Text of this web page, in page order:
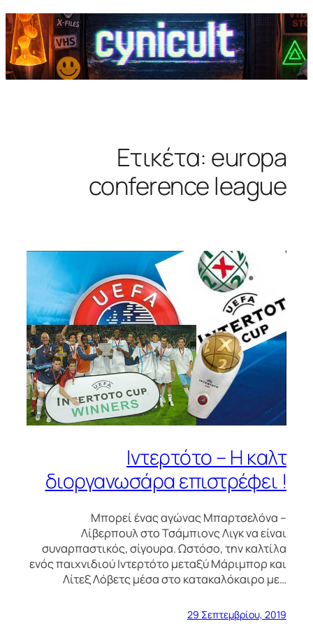
Ετικέτα: europa
conference league
Ιντερτότο – Η καλτ
διοργανωσάρα επιστρέφει !
Μπορεί ένας αγώνας Μπαρτσελόνα –
Λίβερπουλ στο Τσάμπιονς Λιγκ να είναι
συναρπαστικός, σίγουρα. Ωστόσο, την καλτίλα
ενός παιχνιδιού Ιντερτότο μεταξύ Μάριμπορ και
Λίτεξ Λόβετς μέσα στο κατακαλόκαιρο με…
29 Σεπτεμβρίου, 2019